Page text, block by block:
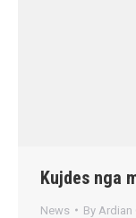
Kujdes nga
News By Ardian